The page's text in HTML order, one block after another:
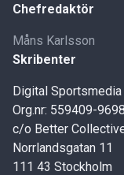
Chefredaktör
Måns Karlsson
Skribenter
Digital Sportsmedia
Org.nr: 559409-9698
c/o Better
Norrlandsgatan 11
111 43 Stockholm